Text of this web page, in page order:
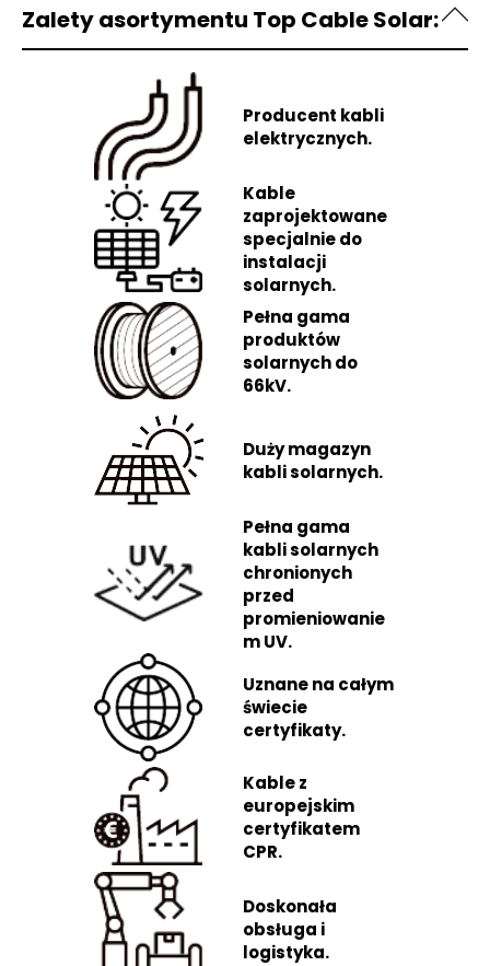
Zalety asortymentu Top Cable Solar:
Producent kabli
elektrycznych.
Kable
zaprojektowane
specjalnie do
instalacji
solarnych.
Pełna gama
produktów
solarnych do
66kV.
Duży magazyn
kabli solarnych.
Pełna gama
kabli solarnych
chronionych
przed
promieniowanie
m UV.
Uznane na całym
świecie
certyfikaty.
Kable z
europejskim
certyfikatem
CPR.
Doskonała
obsługa i
logistyka.